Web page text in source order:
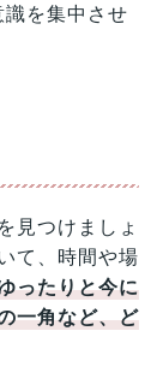
を集中させ
見つけましょ
て、時間や場
ったりと今に
一角など、ど